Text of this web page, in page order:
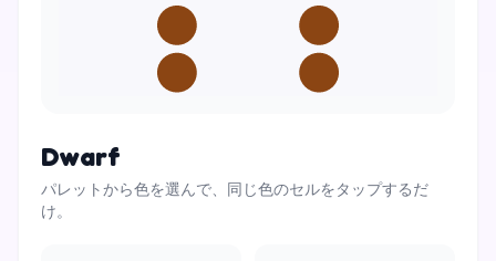
Dwarf
パレットから色を選んで、同じ色のセルをタップするだ
け。